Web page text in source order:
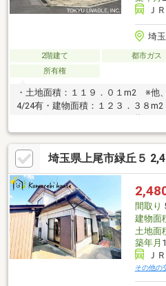
Ｊ
埼
2階建て 都市ガス
所有権
・土地面積：１１９．０１m2 ※他
4/24有・建物面積：１２３．３８m2
階：２Ｋ→３Ｋへ変更可：2階洋室
ことで 2部屋に分けることが出来る
2系統に分けてあります。 ※リフォ
東側約４ｍ公道と北東側約４ｍ私
路・１階２階にキッチン、浴室、ト
ガス・本下水・イトーヨーカドー
病院・・・約700m
埼玉県上尾市緑丘５
間取り
建物面
土地面
築年月
Ｊ
その他の